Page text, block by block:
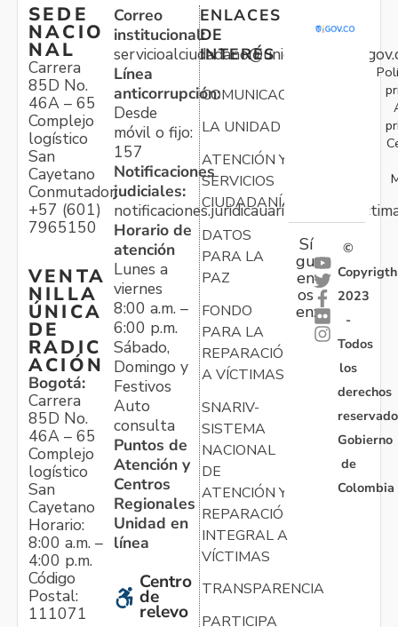
SEDE
NACIO
NAL
Carrera
85D No.
46A – 65
Complejo
logístico
San
Cayetano
Conmutador:
+57 (601)
7965150
VENTA
NILLA
ÚNICA
DE
RADIC
ACIÓN
Bogotá:
Carrera
85D No.
46A – 65
Complejo
logístico
San
Cayetano
Horario:
8:00 a.m. –
4:00 p.m.
Código
Postal:
111071
Correo
institucional:
Línea
anticorrupción:
Desde
móvil o fijo:
157
Notificaciones
judiciales:
Horario de
atención
Lunes a
viernes
8:00 a.m. –
6:00 p.m.
Sábado,
Domingo y
Festivos
Auto
consulta
Puntos de
Atención y
Centros
Regionales
Unidad en
línea
Centro
de
relevo
ENLACES
DE
INTERÉS
COMUNICACIONES
LA UNIDAD
ATENCIÓN Y
SERVICIOS
CIUDADANÍA
DATOS
PARA LA
PAZ
FONDO
PARA LA
REPARACIÓN
A VÍCTIMAS
SNARIV-
SISTEMA
NACIONAL
DE
ATENCIÓN Y
REPARACIÓN
INTEGRAL A
VÍCTIMAS
TRANSPARENCIA
PARTICIPA
Sí
gu
en
os
en:
©
Copyrigth
2023
-
Todos
los
derechos
Gobierno
de
Colombia